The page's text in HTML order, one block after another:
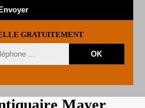
GRATUITEMENT